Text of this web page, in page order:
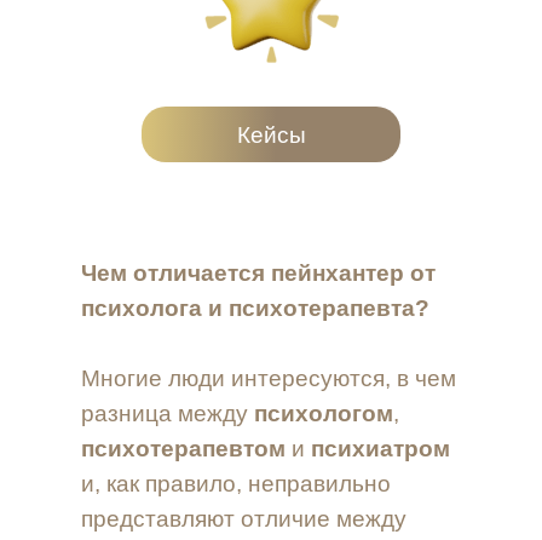
Кейсы
Чем отличается пейнхантер от
психолога и психотерапевта?
Многие люди интересуются, в чем
разница между психологом,
психотерапевтом и психиатром
и, как правило, неправильно
представляют отличие между